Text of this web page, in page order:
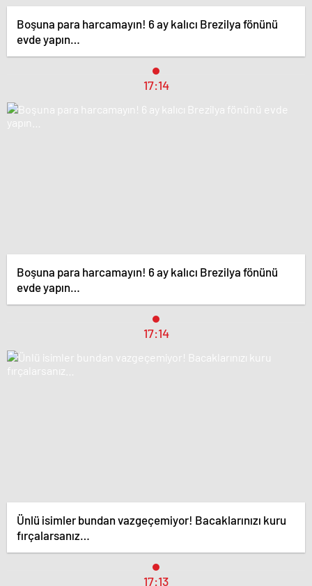
Boşuna para harcamayın! 6 ay kalıcı Brezilya fönünü
evde yapın…
17:14
Boşuna para harcamayın! 6 ay kalıcı Brezilya fönünü
evde yapın…
17:14
Ünlü isimler bundan vazgeçemiyor! Bacaklarınızı kuru
fırçalarsanız…
17:13